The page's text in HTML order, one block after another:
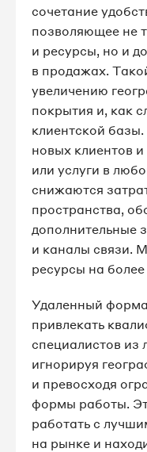
сочетание
позволяющее не
и ресурсы, но и
в продажах.
увеличению
покрытия и, как
клиентской
новых клиентов
или услуги в
снижаются
пространства,
дополнительные
и каналы связи.
ресурсы на
Удаленный
привлекать
специалистов из
игнорируя
и превосходя
формы работы.
работать с
на рынке и